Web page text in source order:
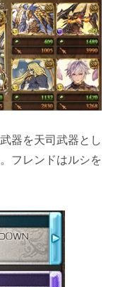
器を天司武器とし
フレンドはルシを